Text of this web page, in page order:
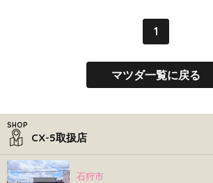
1
マツダ一覧に戻る
CX-5取扱店
石狩市